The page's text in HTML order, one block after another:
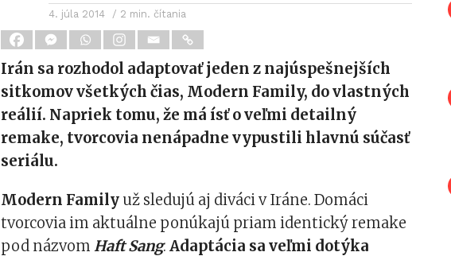
4. júla 2014 / 2 min. čítania
Irán sa rozhodol adaptovať jeden z najúspešnejších
sitkomov všetkých čias, Modern Family, do vlastných
reálií. Napriek tomu, že má ísť o veľmi detailný
remake, tvorcovia nenápadne vypustili hlavnú súčasť
seriálu.
Modern Family už sledujú aj diváci v Iráne. Domáci
tvorcovia im aktuálne ponúkajú priam identický remake
pod názvomHaft Sang.Adaptácia sa veľmi dotýka